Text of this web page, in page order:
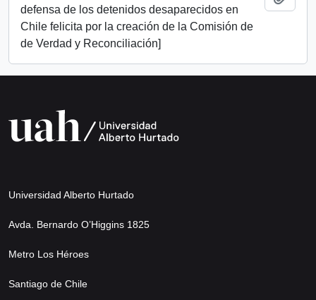
defensa de los detenidos desaparecidos en
Chile felicita por la creación de la Comisión de
de Verdad y Reconciliación]
Universidad Alberto Hurtado
Avda. Bernardo O’Higgins 1825
Metro Los Héroes
Santiago de Chile